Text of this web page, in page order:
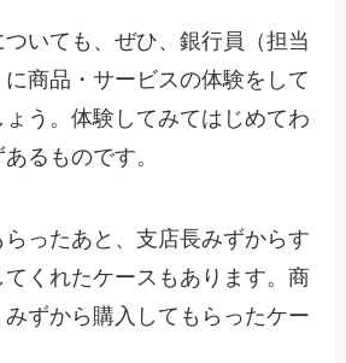
いても、ぜひ、銀行員（担当
商品・サービスの体験をして
う。体験してみてはじめてわ
るものです。
ったあと、支店長みずからす
てくれたケースもあります。商
ずから購入してもらったケー